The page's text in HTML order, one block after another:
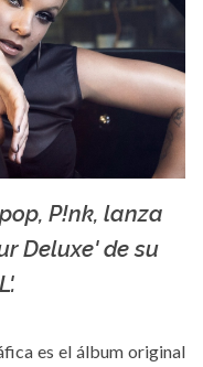
La X mas música
P!nk, lanza
Deluxe' de su
es el álbum original